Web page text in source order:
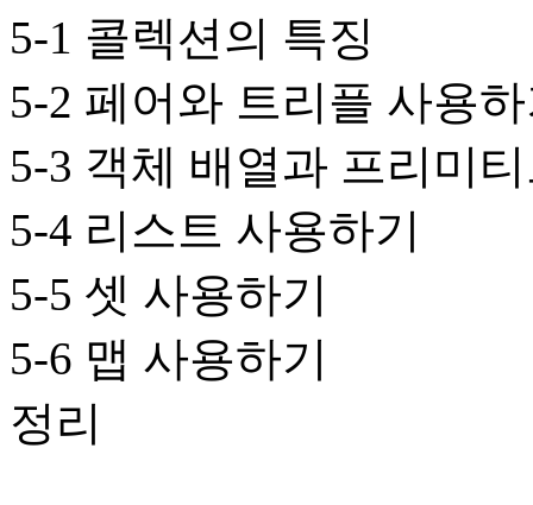
5-1 콜렉션의 특징
5-2 페어와 트리플 사용
5-3 객체 배열과 프리미
5-4 리스트 사용하기
5-5 셋 사용하기
5-6 맵 사용하기
정리